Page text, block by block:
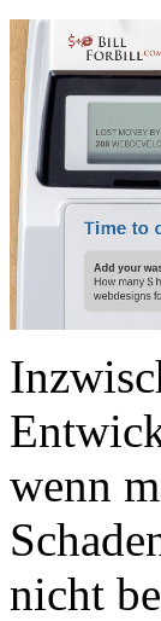
wenn
nicht